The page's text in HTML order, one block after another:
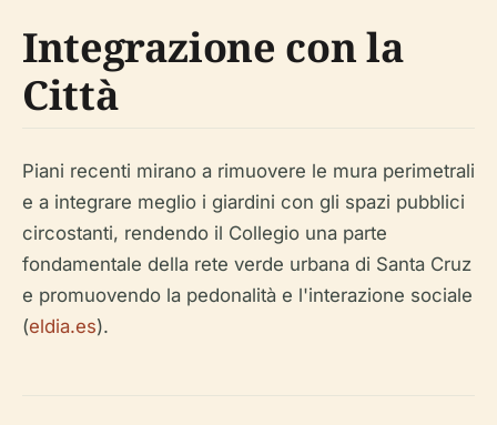
Integrazione con la
Città
Piani recenti mirano a rimuovere le mura perimetrali
e a integrare meglio i giardini con gli spazi pubblici
circostanti, rendendo il Collegio una parte
fondamentale della rete verde urbana di Santa Cruz
e promuovendo la pedonalità e l'interazione sociale
(eldia.es).